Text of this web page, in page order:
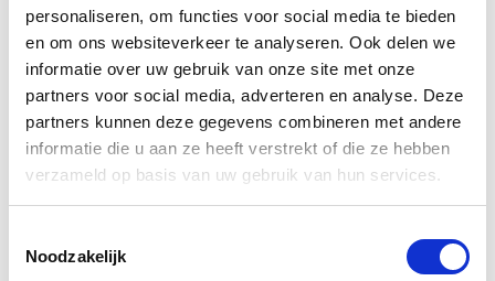
personaliseren, om functies voor social media te bieden
en om ons websiteverkeer te analyseren. Ook delen we
informatie over uw gebruik van onze site met onze
partners voor social media, adverteren en analyse. Deze
partners kunnen deze gegevens combineren met andere
informatie die u aan ze heeft verstrekt of die ze hebben
verzameld op basis van uw gebruik van hun services.
Noodzakelijk
5.0
star
1 Beoordeling